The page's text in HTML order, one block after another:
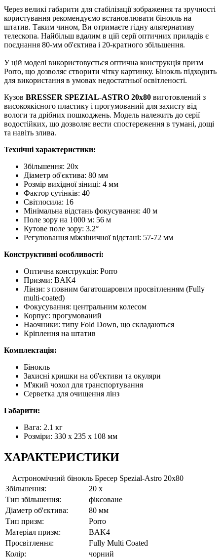
Через великі габарити для стабілізації зображення та зручності
користування рекомендуємо встановлювати бінокль на
штатив. Таким чином, Ви отримаєте гідну альтернативу
телескопа. Найбільш вдалим в цій серії оптичних приладів є
поєднання 80-мм об'єктива і 20-кратного збільшення.
У цій моделі використовується оптична конструкція призм
Porro, що дозволяє створити чітку картинку. Бінокль підходить
для використання в умовах недостатньої освітленості.
Кузов BRESSER SPEZIAL-ASTRO 20х80 виготовлений з
високоякісного пластику і прогумований для захисту від
вологи та дрібних пошкоджень. Модель належить до серії
водостійких, що дозволяє вести спостереження в тумані, дощі
та навіть злива.
Технічні характеристики:
Збільшення: 20x
Діаметр об'єктива: 80 мм
Розмір вихідної зіниці: 4 мм
Фактор сутінків: 40
Світлосила: 16
Мінімальна відстань фокусування: 40 м
Поле зору на 1000 м: 56 м
Кутове поле зору: 3.2°
Регулювання міжзіничної відстані: 57-72 мм
Конструктивні особливості:
Оптична конструкція: Porro
Призми: BAK4
Лінзи: з повним багатошаровим просвітленням (Fully
multi-coated)
Фокусування: центральним колесом
Корпус: прогумований
Наочники: типу Fold Down, що складаються
Кріплення на штатив
Комплектація:
Бінокль
Захисні кришки на об'єктиви та окуляри
М'який чохол для транспортування
Серветка для очищення лінз
Габарити:
Вага: 2.1 кг
Розміри: 330 х 235 x 108 мм
ХАРАКТЕРИСТИКИ
Астрономічний бінокль Бресер Spezial-Astro 20x80
Збільшення:
20 x
Тип збільшення:
фіксоване
Діаметр об'єктива:
80 мм
Тип призм:
Porro
Матеріал призм:
BAK4
Просвітлення:
Fully Multi Coated
Колір:
чорний